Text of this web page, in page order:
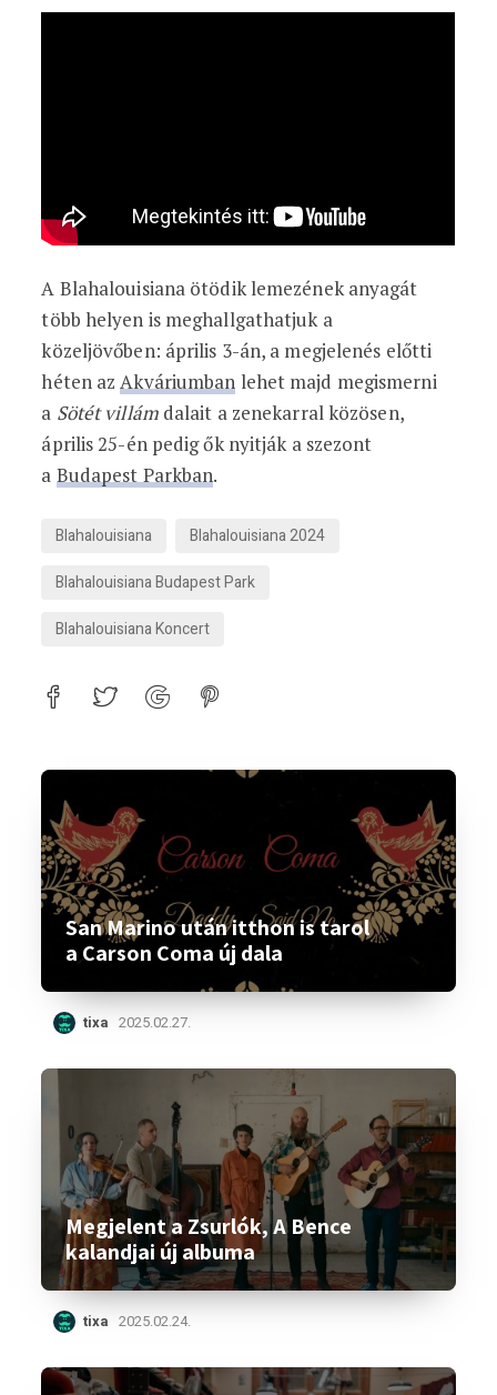
A Blahalouisiana ötödik lemezének anyagát
több helyen is meghallgathatjuk a
közeljövőben: április 3-án, a megjelenés előtti
héten azAkváriumban lehet majd megismerni
a Sötét villámdalait a zenekarral közösen,
április 25-én pedig ők nyitják a szezont
a Budapest Parkban.
Blahalouisiana
Blahalouisiana 2024
Blahalouisiana Budapest Park
Blahalouisiana Koncert
San Marino után itthon is tarol
a Carson Coma új dala
tixa 2025.02.27.
Megjelent a Zsurlók, A Bence
kalandjai új albuma
tixa 2025.02.24.